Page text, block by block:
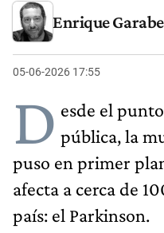
Enrique
05-06-2026 17:55
D esde el
pública, la
puso en primer
afecta a cerca de
país: el Parkinson.